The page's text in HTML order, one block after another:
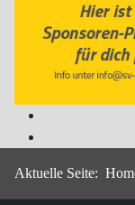
Aktuelle Seite: